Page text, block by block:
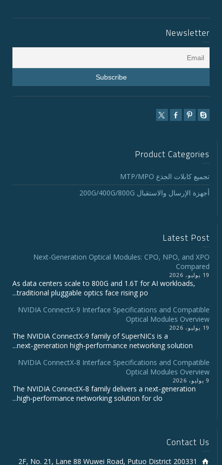
Newsletter
Product Categories
تجميع كابلات الجذع MTP/MPO
أجهزة الإرسال والاستقبال 200G/400G/800G
Latest Post
Next-Generation Optical Modules: CPO, NPO, and XPO
Compared
19 يوليو، 2026
As data centers scale to 800G and 1.6T for AI workloads,
traditional pluggable optics face rising po...
NVIDIA ConnectX‑9 Interface Specifications and Compatible
Optical Modules Overview
19 يوليو، 2026
The NVIDIA ConnectX‑9 family of SuperNICs is a
next‑generation high‑performance networking solution...
NVIDIA ConnectX-8 Interface Specifications and Compatible
Optical Modules Overview
9 يوليو، 2026
The NVIDIA ConnectX‑8 family delivers a next‑generation
high‑performance networking solution for clo...
Contact Us
2F, No. 21, Lane 88 Wuwei Road, Putuo District 200331